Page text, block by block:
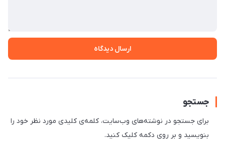
ارسال دیدگاه
جستجو
برای جستجو در نوشته‌های وب‌سایت، کلمه‌ی کلیدی مورد نظر خود را
بنویسید و بر روی دکمه کلیک کنید.